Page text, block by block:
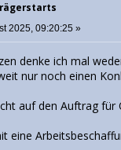
2025, 09:20:25 »
denke ich mal
nur noch einen
auf den Auftrag für
eine